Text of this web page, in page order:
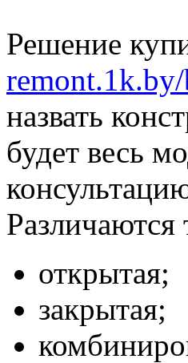
Решение
назвать
будет весь
открытая;
закрытая;